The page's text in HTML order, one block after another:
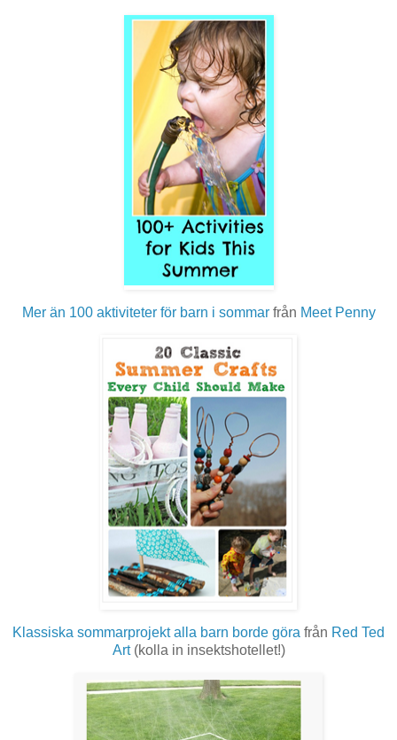
Mer än 100 aktiviteter för barn i sommarfrån Meet Penny
Klassiska sommarprojekt alla barn borde göra från Red Ted
Art(kolla in insektshotellet!)